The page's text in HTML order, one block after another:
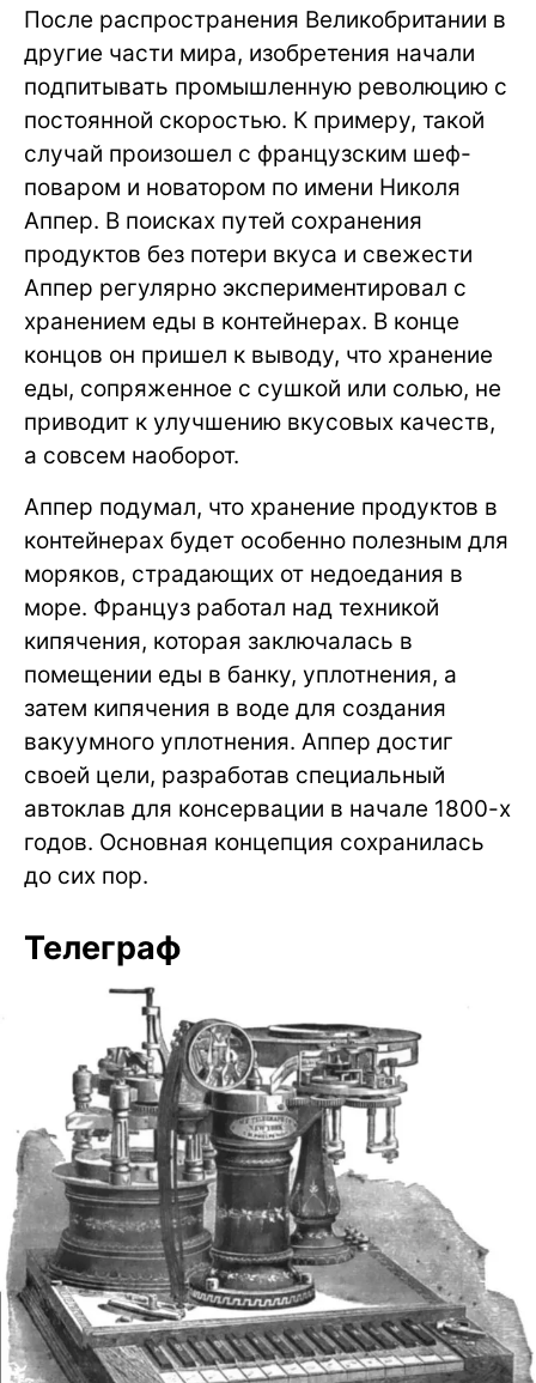
После распространения Великобритании в
другие части мира, изобретения начали
подпитывать промышленную революцию с
постоянной скоростью. К примеру, такой
случай произошел с французским шеф-
поваром и новатором по имени Николя
Аппер. В поисках путей сохранения
продуктов без потери вкуса и свежести
Аппер регулярно экспериментировал с
хранением еды в контейнерах. В конце
концов он пришел к выводу, что хранение
еды, сопряженное с сушкой или солью, не
приводит к улучшению вкусовых качеств,
а совсем наоборот.
Аппер подумал, что хранение продуктов в
контейнерах будет особенно полезным для
моряков, страдающих от недоедания в
море. Француз работал над техникой
кипячения, которая заключалась в
помещении еды в банку, уплотнения, а
затем кипячения в воде для создания
вакуумного уплотнения. Аппер достиг
своей цели, разработав специальный
автоклав для консервации в начале 1800-х
годов. Основная концепция сохранилась
до сих пор.
Телеграф